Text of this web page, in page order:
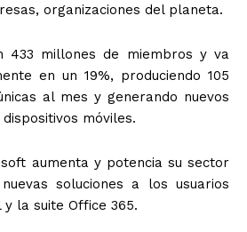
organizaciones del planeta.
433 millones de miembros y va
en un 19%, produciendo 105
al mes y generando nuevos
móviles.
aumenta y potencia su sector
soluciones a los usuarios
la suite Office 365.